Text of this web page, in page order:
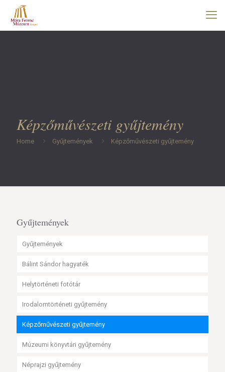
Képzőművészeti gyűjtemény
Home Gyűjtemények Képzőművészeti gyűjtemény
Gyűjtemények
Gyűjtemények
Bálint Sándor hagyaték
Helytörténeti fotótár
Irodalomtörténeti gyűjtemény
Képzőművészeti gyűjtemény
Múzeumi könyvtári gyűjtemény
Néprajzi gyűjtemény